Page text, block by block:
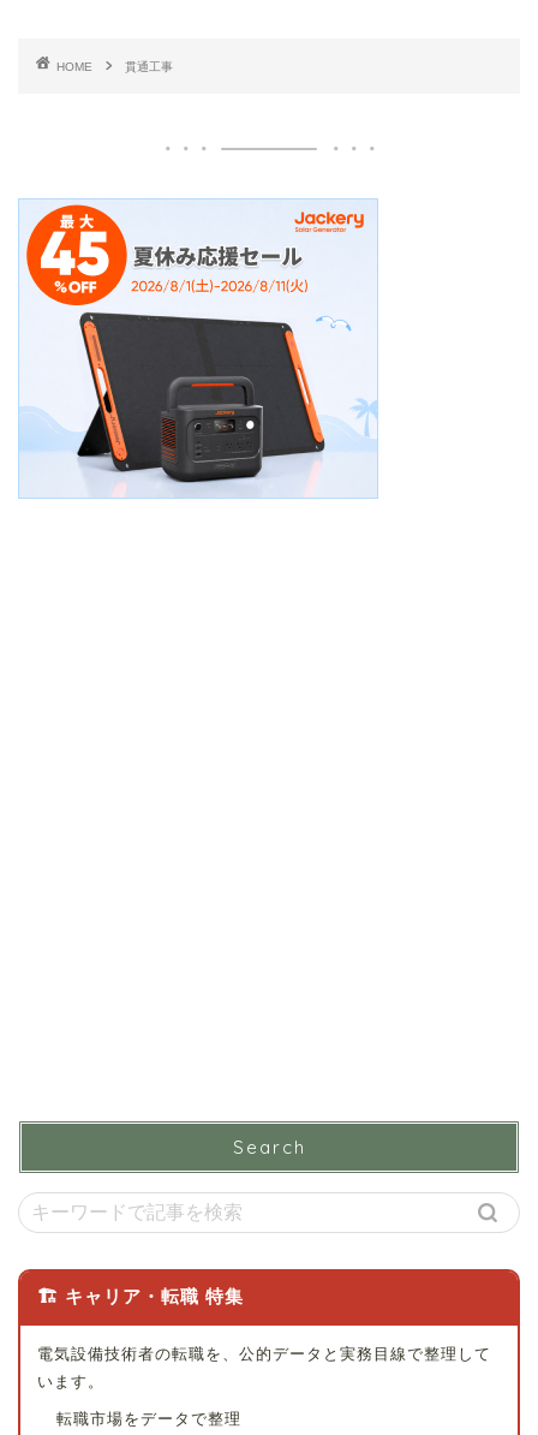
HOME 貫通工事
Search
🏗 キャリア・転職 特集
電気設備技術者の転職を、公的データと実務目線で整理して
います。
転職市場をデータで整理